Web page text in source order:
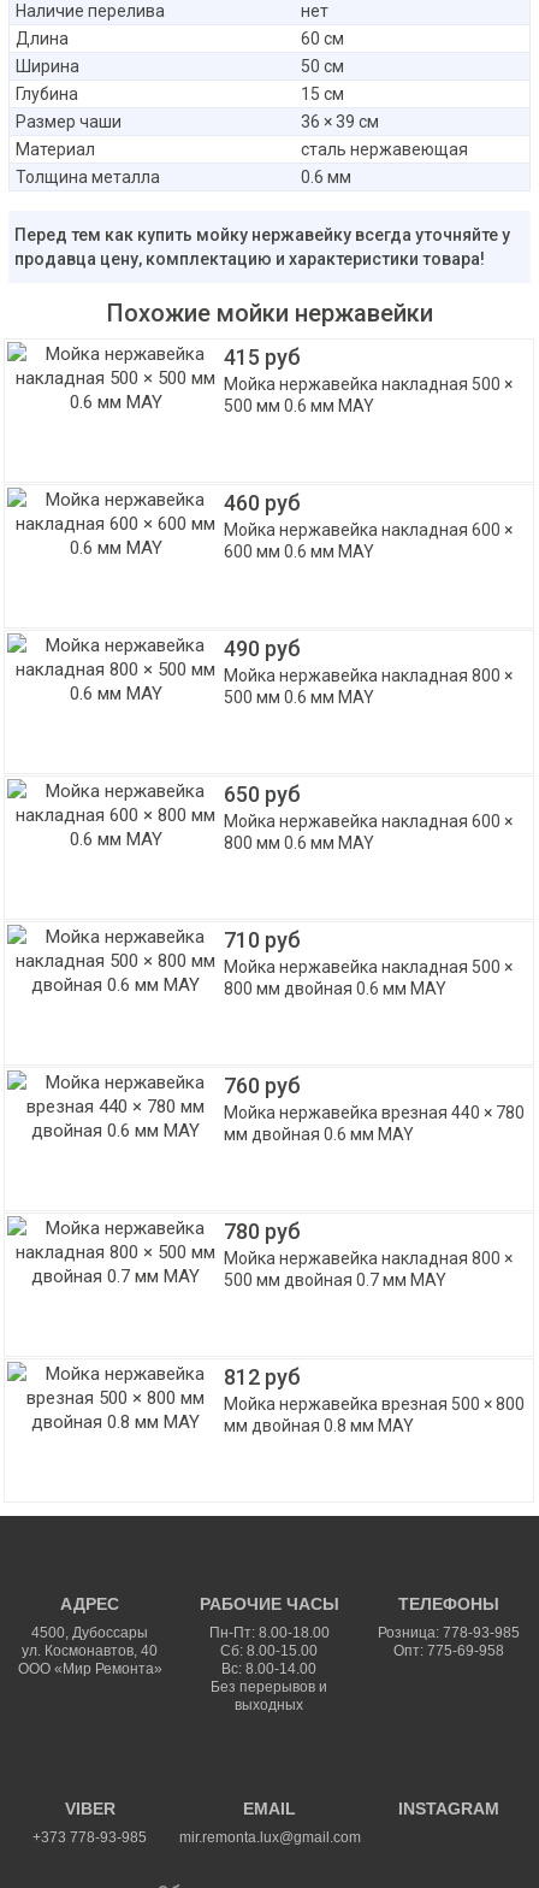
Наличие перелива
нет
Длина
60 см
Ширина
50 см
Глубина
15 см
Размер чаши
36 × 39 см
Материал
сталь нержавеющая
Толщина металла
0.6 мм
Перед тем как купить мойку нержавейку всегда уточняйте у
продавца цену, комплектацию и характеристики товара!
Похожие мойки нержавейки
415 руб
Мойка нержавейка накладная 500 ×
500 мм 0.6 мм MAY
460 руб
Мойка нержавейка накладная 600 ×
600 мм 0.6 мм MAY
490 руб
Мойка нержавейка накладная 800 ×
500 мм 0.6 мм MAY
650 руб
Мойка нержавейка накладная 600 ×
800 мм 0.6 мм MAY
710 руб
Мойка нержавейка накладная 500 ×
800 мм двойная 0.6 мм MAY
760 руб
Мойка нержавейка врезная 440 × 780
мм двойная 0.6 мм MAY
780 руб
Мойка нержавейка накладная 800 ×
500 мм двойная 0.7 мм MAY
812 руб
Мойка нержавейка врезная 500 × 800
мм двойная 0.8 мм MAY
АДРЕС
4500,Дубоссары
ул. Космонавтов, 40
ООО «Мир Ремонта»
РАБОЧИЕ ЧАСЫ
Пн-Пт: 8.00-18.00
Сб: 8.00-15.00
Вс: 8.00-14.00
Без перерывов и
выходных
ТЕЛЕФОНЫ
Розница: 778-93-985
Опт: 775-69-958
VIBER
+373 778-93-985
EMAIL
mir.remonta.lux@gmail.com
INSTAGRAM